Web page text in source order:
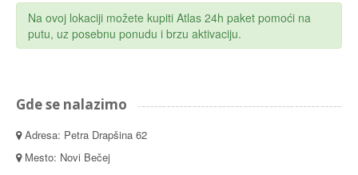
Na ovoj lokaciji možete kupiti Atlas 24h paket pomoći na
putu, uz posebnu ponudu i brzu aktivaciju.
Gde se nalazimo
Adresa: Petra Drapšina 62
Mesto: Novi Bečej